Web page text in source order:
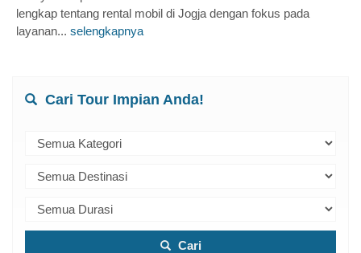
lengkap tentang rental mobil di Jogja dengan fokus pada
layanan... selengkapnya
Cari Tour Impian Anda!
Cari